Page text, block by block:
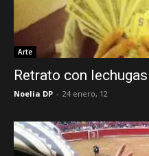
Arte
Retrato con lechugas
Noelia DP - 24 enero, 12